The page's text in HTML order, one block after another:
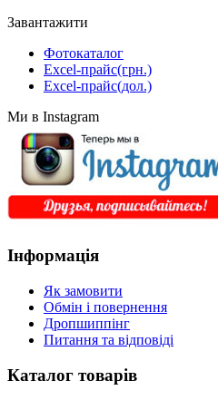
Завантажити
Фотокаталог
Excel-прайс(грн.)
Excel-прайс(дол.)
Ми в Instagram
Інформація
Як замовити
Обмін і повернення
Дропшиппінг
Питання та відповіді
Каталог товарів